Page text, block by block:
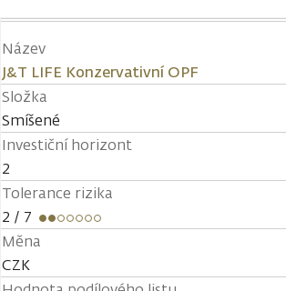
Název
J&T LIFE Konzervativní OPF
Složka
Smíšené
Investiční horizont
2
Tolerance rizika
2 / 7
Měna
CZK